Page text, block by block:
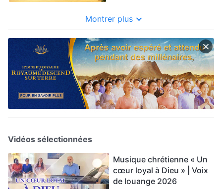
Montrer plus
Vidéos sélectionnées
Musique chrétienne « Un
cœur loyal à Dieu » | Voix
de louange 2026